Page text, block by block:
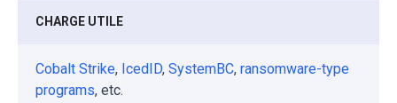
CHARGE UTILE
Cobalt Strike, IcedID, SystemBC, ransomware-type
programs, etc.